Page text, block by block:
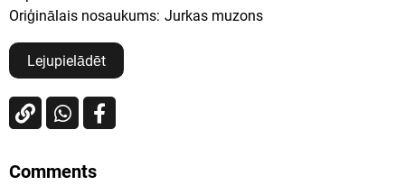
Oriģinālais nosaukums: Jurkas muzons
Lejupielādēt
Comments